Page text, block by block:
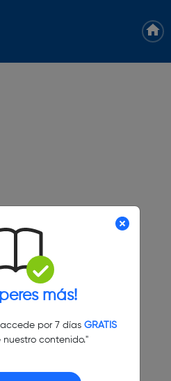
más!
por 7 días GRATIS
contenido."